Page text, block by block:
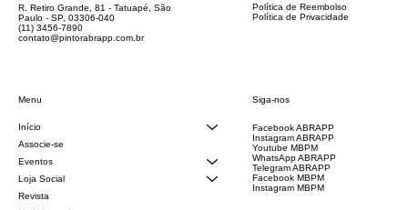
R. Retiro Grande, 81 - Tatuapé, São
Paulo - SP, 03306-040
(11) 3456-7890
contato@pintorabrapp.com.br
Menu
Início
Associe-se
Eventos
Loja Social
Revista
Política de Reembolso
Política de Privacidade
Siga-nos
Facebook ABRAPP
Instagram ABRAPP
Youtube MBPM
WhatsApp ABRAPP
Telegram ABRAPP
Facebook MBPM
Instagram MBPM